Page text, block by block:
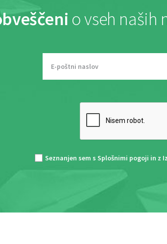
o vseh naših
Seznanjen sem s Splošnimi pogoji in z